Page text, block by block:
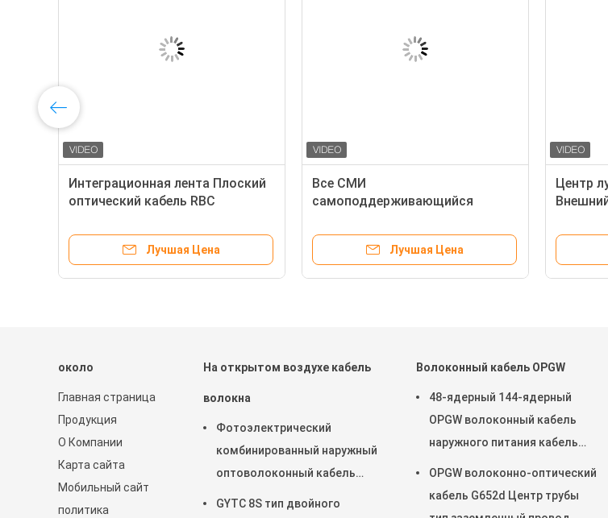
Интеграционная лента Плоский
оптический кабель RBC
защита
Лучшая Цена
Все СМИ
самоподдерживающийся
легкий с обшивкой AT
Лучшая Цена
Центр
около
Главная страница
Продукция
О Компании
Карта сайта
Мобильный сайт
политика
На открытом воздухе кабель
волокна
Фотоэлектрический
комбинированный наружный
оптоволоконный кабель
GYTC 8S тип двойного
Волоконный кабель OPGW
48-ядерный 144-ядерный
OPGW волоконный кабель
наружного питания кабель
OPGW волоконно-оптический
кабель G652d Центр трубы